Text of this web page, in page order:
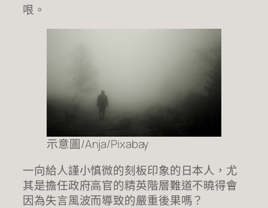
哏。
示意圖/Anja/Pixabay
一向給人謹小慎微的刻板印象的日本人，尤
其是擔任政府高官的精英階層難道不曉得會
因為失言風波而導致的嚴重後果嗎？